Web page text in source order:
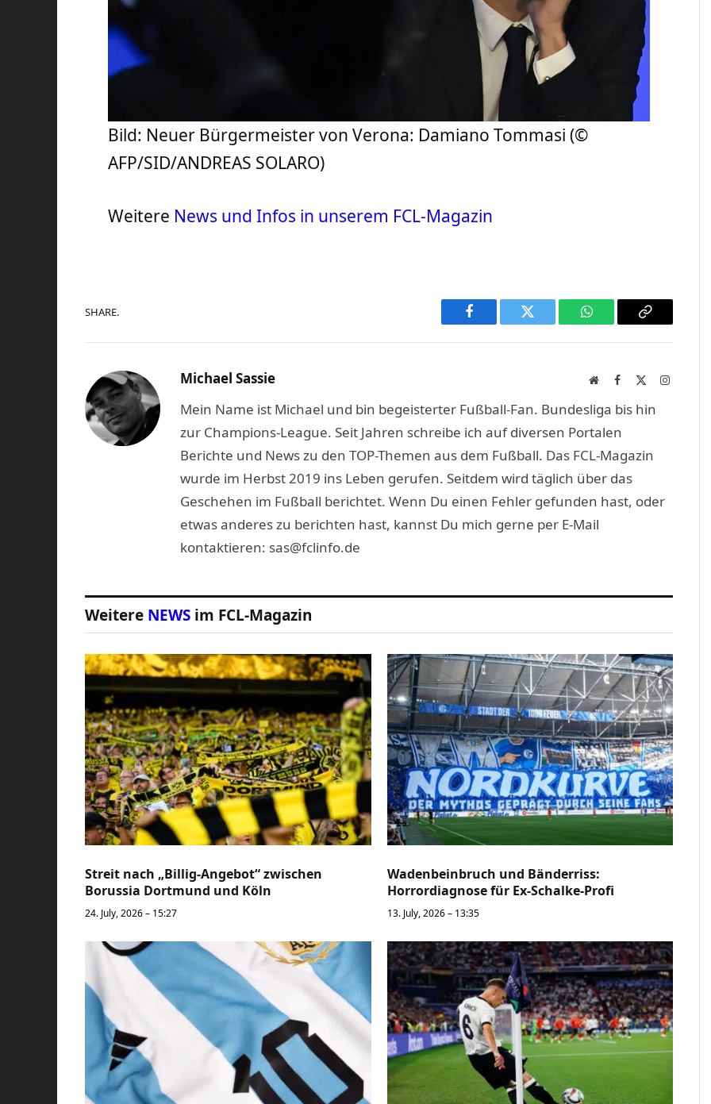
Bild: Neuer Bürgermeister von Verona: Damiano Tommasi (©
AFP/SID/ANDREAS SOLARO)
Weitere News und Infos in unserem FCL-Magazin
SHARE.
Facebook Twitter WhatsAppCopy
Michael Sassie WebsiteFacebook
Mein Name ist Michael und bin begeisterter Fußball-Fan. Bundesliga bis hin
zur Champions-League. Seit Jahren schreibe ich auf diversen Portalen
Berichte und News zu den TOP-Themen aus dem Fußball. Das FCL-Magazin
wurde im Herbst 2019 ins Leben gerufen. Seitdem wird täglich über das
Geschehen im Fußball berichtet. Wenn Du einen Fehler gefunden hast, oder
etwas anderes zu berichten hast, kannst Du mich gerne per E-Mail
kontaktieren: sas@fclinfo.de
Weitere NEWS im FCL-Magazin
Streit nach „Billig-Angebot“ zwischen
Borussia Dortmund und Köln
24. July, 2026 – 15:27
Wadenbeinbruch und Bänderriss:
Horrordiagnose für Ex-Schalke-Profi
13. July, 2026 – 13:35